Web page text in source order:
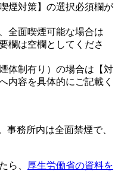
煙対策】の選択必須欄が
全面喫煙可能な場合は
欄は空欄としてくださ
体制有り）の場合は【対
内容を具体的にご記載く
事務所内は全面禁煙で、
ら、
厚生労働省の資料を